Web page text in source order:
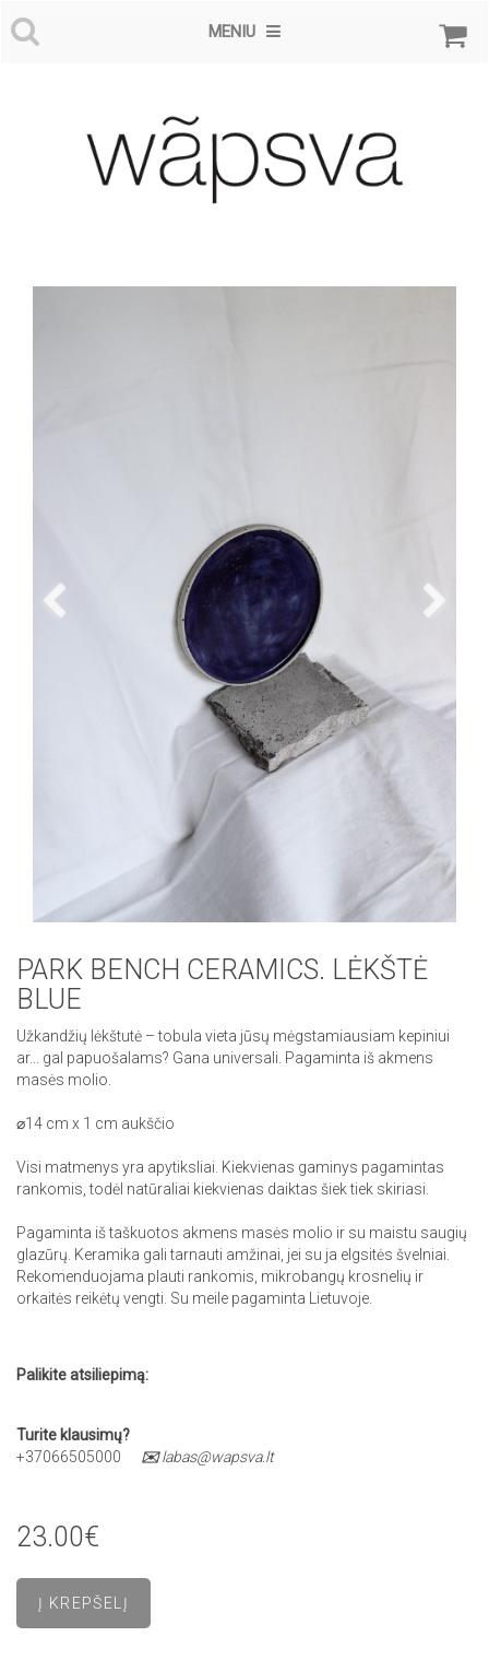
MENIU
PARK BENCH CERAMICS. LĖKŠTĖ
BLUE
Užkandžių lėkštutė – tobula vieta jūsų mėgstamiausiam kepiniui
ar... gal papuošalams? Gana universali. Pagaminta iš akmens
masės molio.
⌀14 cm x 1 cm aukščio
Visi matmenys yra apytiksliai. Kiekvienas gaminys pagamintas
rankomis, todėl natūraliai kiekvienas daiktas šiek tiek skiriasi.
Pagaminta iš taškuotos akmens masės molio ir su maistu saugių
glazūrų. Keramika gali tarnauti amžinai, jei su ja elgsitės švelniai.
Rekomenduojama plauti rankomis, mikrobangų krosnelių ir
orkaitės reikėtų vengti. Su meile pagaminta Lietuvoje.
Palikite atsiliepimą:
Turite klausimų?
+37066505000
✉️labas@wapsva.lt
23.00€